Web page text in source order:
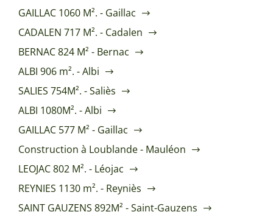
GAILLAC 1060 M². - Gaillac
CADALEN 717 M². - Cadalen
BERNAC 824 M² - Bernac
ALBI 906 m². - Albi
SALIES 754M². - Saliès
ALBI 1080M². - Albi
GAILLAC 577 M² - Gaillac
Construction à Loublande - Mauléon
LEOJAC 802 M². - Léojac
REYNIES 1130 m². - Reyniès
SAINT GAUZENS 892M² - Saint-Gauzens